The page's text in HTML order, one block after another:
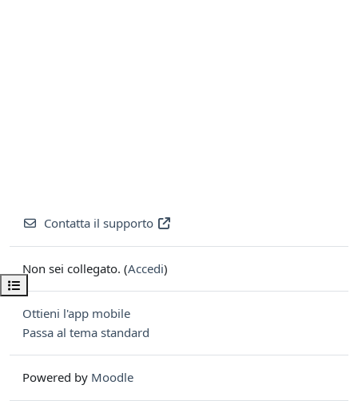
Apri indice del corso
Contatta il supporto
Non sei collegato. (Accedi)
Ottieni l'app mobile
Passa al tema standard
Powered by Moodle